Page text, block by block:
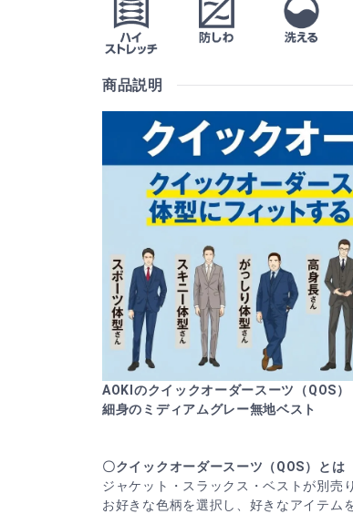
商品説明
AOKIのクイックオーダースーツ（QOS）
細身のミディアムグレー無地ベスト
〇クイックオーダースーツ（QOS）とは
ジャケット・スラックス・ベストが別売
お好きな色柄を選択し、好きなアイテム